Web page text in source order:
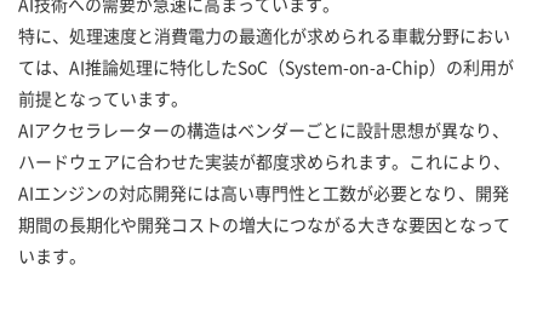
特に、処理速度と消費電力の最適化が求められる車載分野におい
ては、AI推論処理に特化したSoC（System-on-a-Chip）の利用が
前提となっています。
AIアクセラレーターの構造はベンダーごとに設計思想が異なり、
ハードウェアに合わせた実装が都度求められます。これにより、
AIエンジンの対応開発には高い専門性と工数が必要となり、開発
期間の長期化や開発コストの増大につながる大きな要因となって
います。